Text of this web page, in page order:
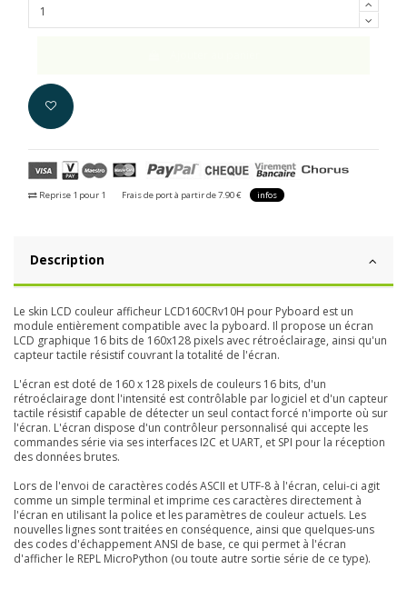
Reprise 1 pour 1 Frais de port à partir de 7.90 € infos
Description
Le skin LCD couleur afficheur LCD160CRv10H pour Pyboard est un
module entièrement compatible avec la pyboard. Il propose un écran
LCD graphique 16 bits de 160x128 pixels avec rétroéclairage, ainsi qu'un
capteur tactile résistif couvrant la totalité de l'écran.
L'écran est doté de 160 x 128 pixels de couleurs 16 bits, d'un
rétroéclairage dont l'intensité est contrôlable par logiciel et d'un capteur
tactile résistif capable de détecter un seul contact forcé n'importe où sur
l'écran. L'écran dispose d'un contrôleur personnalisé qui accepte les
commandes série via ses interfaces I2C et UART, et SPI pour la réception
des données brutes.
Lors de l'envoi de caractères codés ASCII et UTF-8 à l'écran, celui-ci agit
comme un simple terminal et imprime ces caractères directement à
l'écran en utilisant la police et les paramètres de couleur actuels. Les
nouvelles lignes sont traitées en conséquence, ainsi que quelques-uns
des codes d'échappement ANSI de base, ce qui permet à l'écran
d'afficher le REPL MicroPython (ou toute autre sortie série de ce type).